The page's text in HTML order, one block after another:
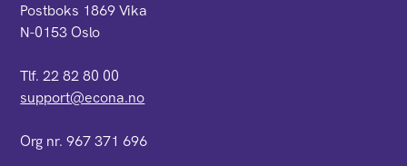
Postboks 1869 Vika
N-0153 Oslo
Tlf. 22 82 80 00
support@econa.no
Org nr. 967 371 696